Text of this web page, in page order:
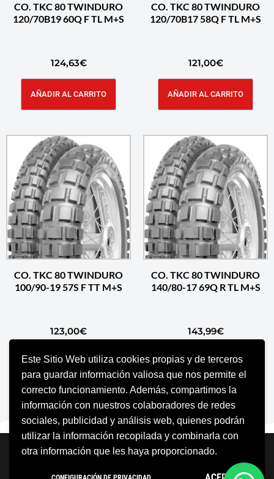
Este Sitio Web utiliza cookies propias y de terceros
para guardar información valiosa que nos permite el
correcto funcionamiento. Además, compartimos la
información con nuestros colaboradores de redes
sociales, publicidad y análisis web, quienes podrán
utilizar la información recopilada y combinarla con
otra información que les haya proporcionado.
CO. TKC 80 TWINDURO
120/70B19 60Q F TL M+S
124,63€
AÑADIR AL CARRITO
CO. TKC 80 TWINDURO
120/70B17 58Q F TL M+S
121,00€
AÑADIR AL CARRITO
CO. TKC 80 TWINDURO
100/90-19 57S F TT M+S
123,00€
AÑADIR AL CARRITO
CO. TKC 80 TWINDURO
140/80-17 69Q R TL M+S
143,99€
AÑADIR AL CARRITO
Neve | Funciona gracias a WordPress
Política de cookies